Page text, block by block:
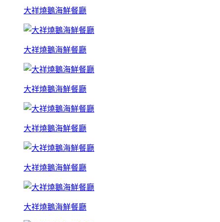
大祥燒鵝海鮮餐廳
大祥燒鵝海鮮餐廳
大祥燒鵝海鮮餐廳
大祥燒鵝海鮮餐廳
大祥燒鵝海鮮餐廳
大祥燒鵝海鮮餐廳